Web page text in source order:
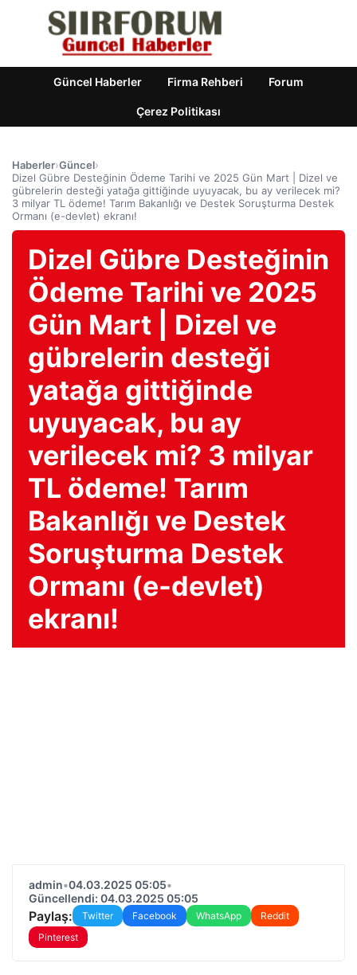
Güncel Haberler Firma Rehberi Forum
Çerez Politikası
Haberler›Güncel›
Dizel Gübre Desteğinin Ödeme Tarihi ve 2025 Gün Mart | Dizel ve
gübrelerin desteği yatağa gittiğinde uyuyacak, bu ay verilecek mi?
3 milyar TL ödeme! Tarım Bakanlığı ve Destek Soruşturma Destek
Ormanı (e-devlet) ekranı!
Dizel Gübre Desteğinin
Ödeme Tarihi ve 2025
Gün Mart | Dizel ve
gübrelerin desteği
yatağa gittiğinde
uyuyacak, bu ay
verilecek mi? 3 milyar
TL ödeme! Tarım
Bakanlığı ve Destek
Soruşturma Destek
Ormanı (e-devlet)
ekranı!
admin•04.03.2025 05:05•
Güncellendi: 04.03.2025 05:05
Paylaş: Twitter Facebook WhatsApp
Reddit
Pinterest